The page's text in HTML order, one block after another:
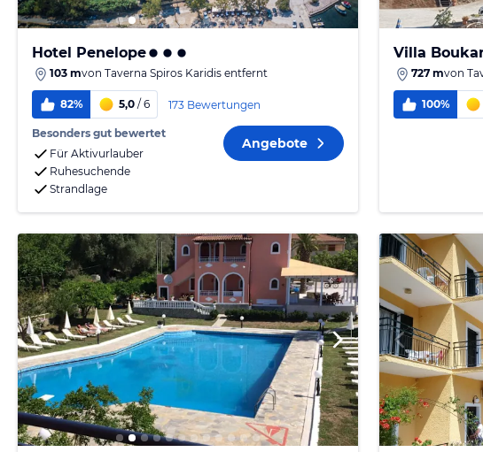
Hotel Penelope
103 mvon Taverna Spiros Karidis entfernt
82% 5,0 / 6 173 Bewertungen
Besonders gut bewertet
Für Aktivurlauber
Ruhesuchende
Strandlage
Angebote
Villa
727 mvon
100%